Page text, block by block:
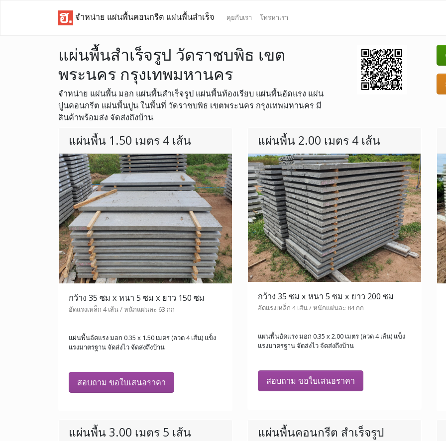
จำหน่าย แผ่นพื้นคอนกรีต แผ่นพื้นสำเร็จ คุยกับเรา โทรหาเรา
แผ่นพื้นสำเร็จรูป วัดราชบพิธ เขต
พระนคร กรุงเทพมหานคร
จำหน่าย แผ่นพื้น มอก แผ่นพื้นสำเร็จรูป แผ่นพื้นท้องเรียบ แผ่นพื้นอัดแรง แผ่น
ปูนคอนกรีต แผ่นพื้นปูน ในพื้นที่ วัดราชบพิธ เขตพระนคร กรุงเทพมหานคร มี
สินค้าพร้อมส่ง จัดส่งถึงบ้าน
แผ่นพื้น 1.50 เมตร 4 เส้น
กว้าง 35 ซม x หนา 5 ซม x ยาว 150 ซม
อัดแรงเหล็ก 4 เส้น / หนักแผ่นละ 63 กก
แผ่นพื้นอัดแรง มอก 0.35 x 1.50 เมตร (ลวด 4 เส้น) แข็ง
แรงมาตรฐาน จัดส่งไว จัดส่งถึงบ้าน
สอบถาม ขอใบเสนอราคา
แผ่นพื้น 2.00 เมตร 4 เส้น
กว้าง 35 ซม x หนา 5 ซม x ยาว 200 ซม
อัดแรงเหล็ก 4 เส้น / หนักแผ่นละ 84 กก
แผ่นพื้นอัดแรง มอก 0.35 x 2.00 เมตร (ลวด 4 เส้น) แข็ง
แรงมาตรฐาน จัดส่งไว จัดส่งถึงบ้าน
สอบถาม ขอใบเสนอราคา
แผ่นพื้น 3.00 เมตร 5 เส้น แผ่นพื้นคอนกรีต สำเร็จรูป